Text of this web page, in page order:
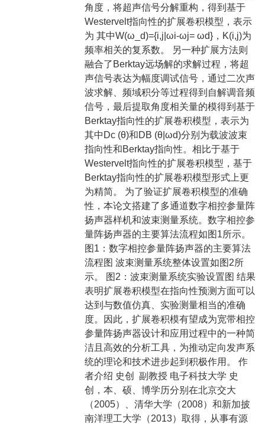
角度，将超声信号分解重构，得到基于
Westervelt指向性的扩展卷积模型，表示
为 其中W(ω_d)={i,j|ωi-ωj= ωd}，K(i,j)为
频率相关的复系数。 另一种扩展方法则
融合了Berktay远场解的求解过程，将超
声信号表达为幅度调试信号，通过二次声
波求解、频域积分等过程得到自解调音频
信号，最后提取角度相关量的模得到基于
Berktay指向性的扩展卷积模型，表示为
其中Dc (θ)和DB (θ|ωd)分别为载波波束
指向性和Berktay指向性。相比于基于
Westervelt指向性的扩展卷积模型，基于
Berktay指向性的扩展卷积模型形式上更
为精简。 为了验证扩展卷积模型的准确
性，本论文搭建了多通道数字相控参量阵
扬声器样机和波束测量系统。数字相控参
量阵扬声器的主要算法流程如图1所示。
图1：数字相控参量阵扬声器的主要算法
流程图 波束测量系统整体设置如图2所
示。 图2：波束测量系统实验设置图 结果
表明扩展卷积模型在指向性预测方面可以
达到与数值仿真、实验测量相当的准确
度。因此，扩展卷积模有望成为宽带相控
参量阵扬声器设计和应用过程中的一种简
洁且高效的分析工具，为推动定向发声系
统的理论和技术进步起到积极作用。 作
者介绍 史创 副教授 电子科技大学 史
创，本、硕、博学历分别在北京交大
（2005）、清华大学（2008）和新加披
南洋理工大学（2013）取得，从事有源